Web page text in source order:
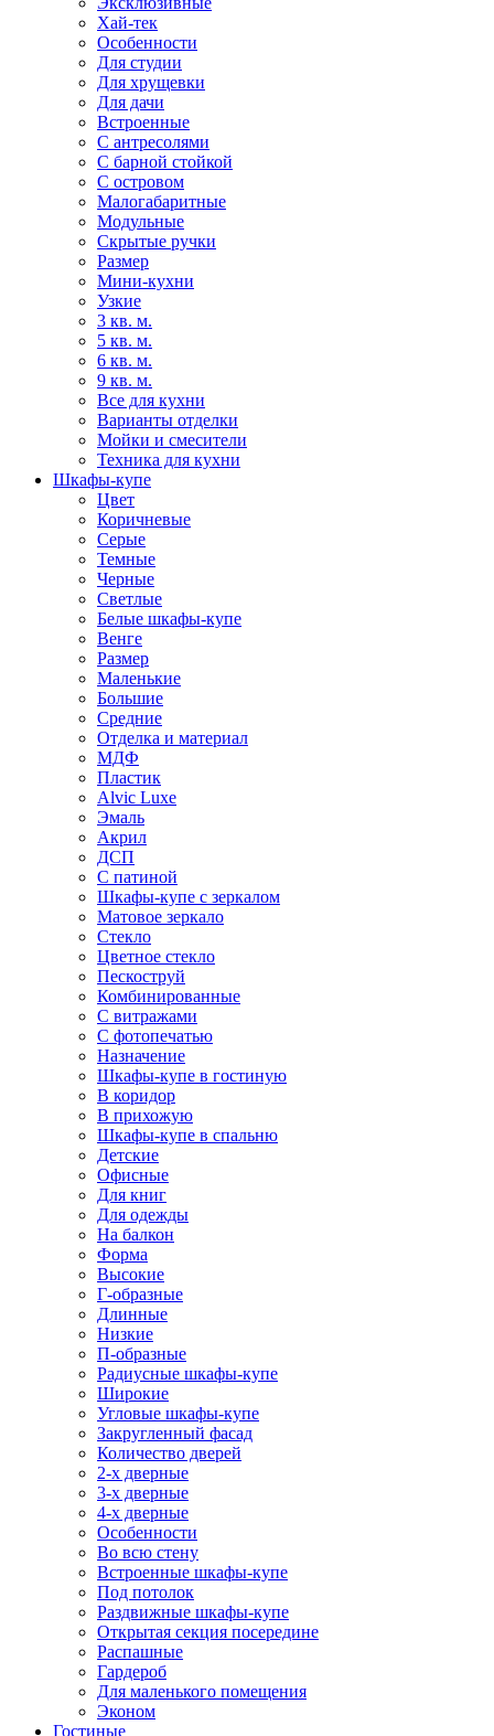
Хай-тек
Особенности
Для студии
Для хрущевки
Для дачи
Встроенные
С антресолями
С барной стойкой
С островом
Малогабаритные
Модульные
Скрытые ручки
Размер
Мини-кухни
Узкие
3 кв. м.
5 кв. м.
6 кв. м.
9 кв. м.
Все для кухни
Варианты отделки
Мойки и смесители
Техника для кухни
Шкафы-купе
Цвет
Коричневые
Серые
Темные
Черные
Светлые
Белые шкафы-купе
Венге
Размер
Маленькие
Большие
Средние
Отделка и материал
МДФ
Пластик
Alvic Luxe
Эмаль
Акрил
ДСП
С патиной
Шкафы-купе с зеркалом
Матовое зеркало
Стекло
Цветное стекло
Пескоструй
Комбинированные
С витражами
С фотопечатью
Назначение
Шкафы-купе в гостиную
В коридор
В прихожую
Шкафы-купе в спальню
Детские
Офисные
Для книг
Для одежды
На балкон
Форма
Высокие
Г-образные
Длинные
Низкие
П-образные
Радиусные шкафы-купе
Широкие
Угловые шкафы-купе
Закругленный фасад
Количество дверей
2-х дверные
3-х дверные
4-х дверные
Особенности
Во всю стену
Встроенные шкафы-купе
Под потолок
Раздвижные шкафы-купе
Открытая секция посередине
Распашные
Гардероб
Для маленького помещения
Эконом
Гостиные